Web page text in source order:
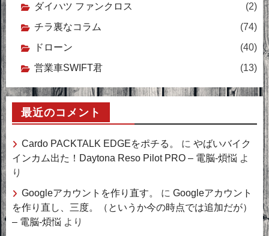
ダイハツ ファンクロス
(2)
チラ裏なコラム
(74)
ドローン
(40)
営業車SWIFT君
(13)
最近のコメント
Cardo PACKTALK EDGEをポチる。 に やばいバイク
インカム出た！Daytona Reso Pilot PRO – 電脳-煩悩 よ
り
Googleアカウントを作り直す。
に Googleアカウント
を作り直し、三度。（というか今の時点では追加だが）
– 電脳-煩悩 より